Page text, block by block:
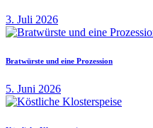
3. Juli 2026
Bratwürste und eine Prozession
5. Juni 2026